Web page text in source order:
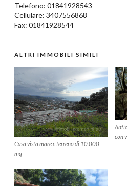
Telefono: 01841928543
Cellulare: 3407556868
Fax: 01841928544
ALTRI IMMOBILI SIMILI
Casa vista mare e terreno di 10.000
mq
con